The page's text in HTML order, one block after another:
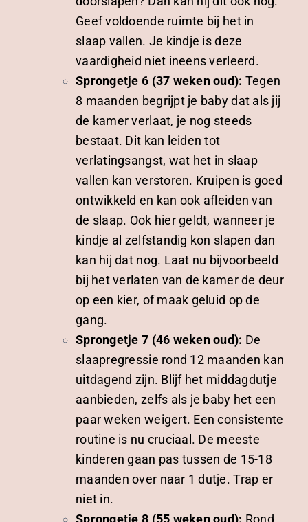
Geef voldoende ruimte bij het in
slaap vallen. Je kindje is deze
vaardigheid niet ineens verleerd.
Sprongetje 6 (37 weken oud): Tegen
8 maanden begrijpt je baby dat als jij
de kamer verlaat, je nog steeds
bestaat. Dit kan leiden tot
verlatingsangst, wat het in slaap
vallen kan verstoren. Kruipen is goed
ontwikkeld en kan ook afleiden van
de slaap. Ook hier geldt, wanneer je
kindje al zelfstandig kon slapen dan
kan hij dat nog. Laat nu bijvoorbeeld
bij het verlaten van de kamer de deur
op een kier, of maak geluid op de
gang.
Sprongetje 7 (46 weken oud): De
slaapregressie rond 12 maanden kan
uitdagend zijn. Blijf het middagdutje
aanbieden, zelfs als je baby het een
paar weken weigert. Een consistente
routine is nu cruciaal. De meeste
kinderen gaan pas tussen de 15-18
maanden over naar 1 dutje. Trap er
niet in.
Sprongetje 8 (55 weken oud): Rond